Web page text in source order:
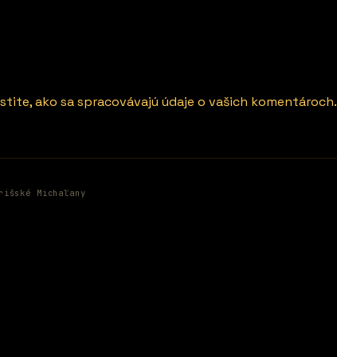
ako sa spracovávajú údaje o vašich komentároch.
Michaľany